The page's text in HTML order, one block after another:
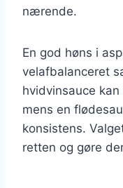
nærende.
En god høns i
velafbalanceret
hvidvinsauce
mens en
konsistens.
retten og gøre